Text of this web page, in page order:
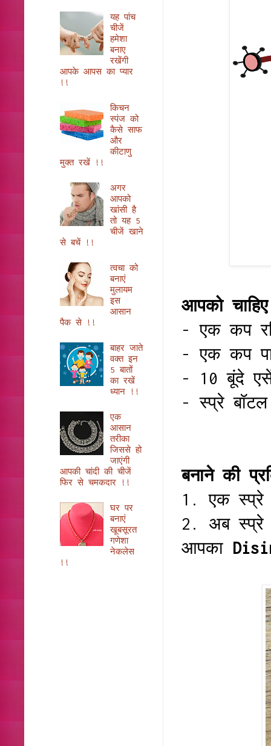
आपको
- एक कप
- एक कप
- 10 बूंदे
- स्प्रे बॉटल
बनाने की
1. एक स्प्रे
2. अब
आपका
यह पांच
चीजें
हमेशा
बनाए
रखेंगी
आपके आपस का प्यार
!!
किचन
स्पंज को
कैसे साफ
और
कीटाणु
मुक्त रखें !!
अगर
आपको
खांसी है
तो यह 5
चीजें खाने
से बचें !!
त्वचा को
बनाएं
मुलायम
इस
आसान
पैक से !!
बाहर जाते
वक्त इन
5 बातों
का रखें
ध्यान !!
एक
आसान
तरीका
जिससे हो
जाएंगी
आपकी चांदी की चीजें
फिर से चमकदार !!
घर पर
बनाएं
खूबसूरत
गणेशा
नेकलेस
!!